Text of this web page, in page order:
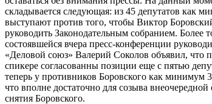
складывается следующая: из 45 депутатов как
выступают против того, чтобы Виктор
руководить Законодательным собранием. Более
состоявшейся вчера пресс-конференции
«Деловой союз» Валерий Соколов объявил, что
спикере согласованны позиции еще с пятью
теперь у противников Боровского как минимум
что вполне достаточно для созыва внеочередной
снятия Боровского.